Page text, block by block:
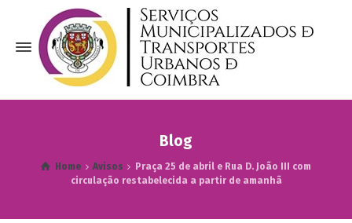
Blog
Home Avisos
Praça 25 de abril e Rua D. João III com
circulação restabelecida a partir de amanhã